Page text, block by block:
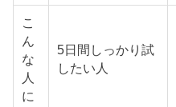
こ
ん
な
人
に
5日間しっかり試
したい人